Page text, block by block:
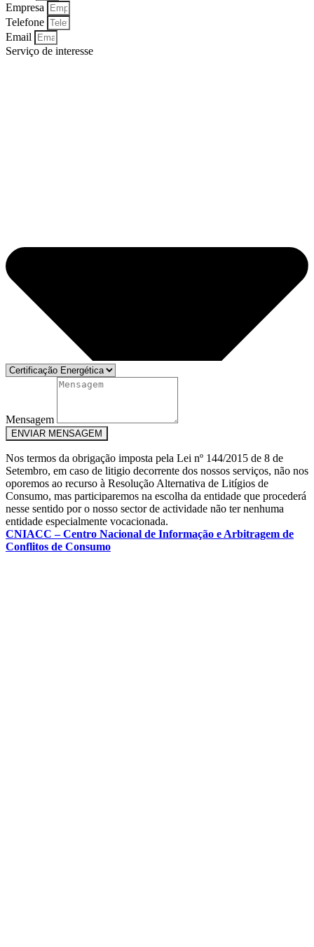
Empresa
Telefone
Email
Serviço de interesse
Mensagem
ENVIAR MENSAGEM
Nos termos da obrigação imposta pela Lei nº 144/2015 de 8 de
Setembro, em caso de litigio decorrente dos nossos serviços, não nos
oporemos ao recurso à Resolução Alternativa de Litígios de
Consumo, mas participaremos na escolha da entidade que procederá
nesse sentido por o nosso sector de actividade não ter nenhuma
entidade especialmente vocacionada.
CNIACC – Centro Nacional de Informação e Arbitragem de
Conflitos de Consumo